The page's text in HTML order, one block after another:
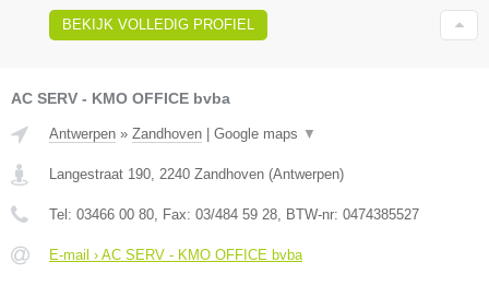
BEKIJK VOLLEDIG PROFIEL
AC SERV - KMO OFFICE bvba
Antwerpen » Zandhoven Google maps ▼
Langestraat 190, 2240 Zandhoven (Antwerpen)
Tel: 03466 00 80, Fax: 03/484 59 28, BTW-nr: 0474385527
E-mail › AC SERV - KMO OFFICE bvba